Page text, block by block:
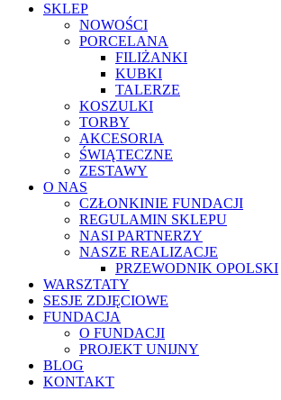
SKLEP
NOWOŚCI
PORCELANA
FILIŻANKI
KUBKI
TALERZE
KOSZULKI
TORBY
AKCESORIA
ŚWIĄTECZNE
ZESTAWY
O NAS
CZŁONKINIE FUNDACJI
REGULAMIN SKLEPU
NASI PARTNERZY
NASZE REALIZACJE
PRZEWODNIK OPOLSKI
WARSZTATY
SESJE ZDJĘCIOWE
FUNDACJA
O FUNDACJI
PROJEKT UNIJNY
BLOG
KONTAKT